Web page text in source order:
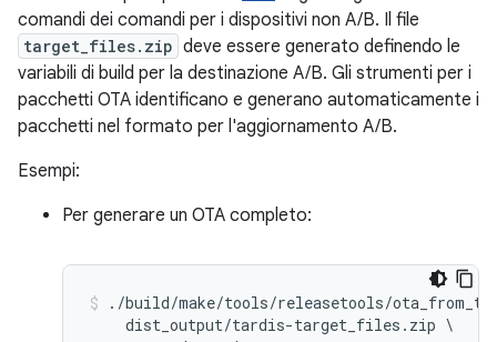
comandi dei comandi per i dispositivi non A/B. Il file
target_files.zip deve essere generato definendo le
variabili di build per la destinazione A/B. Gli strumenti per i
pacchetti OTA identificano e generano automaticamente i
pacchetti nel formato per l'aggiornamento A/B.
Esempi:
Per generare un OTA completo:
./build/make/tools/releasetools/
    dist_output/tardis-target_files.zip \